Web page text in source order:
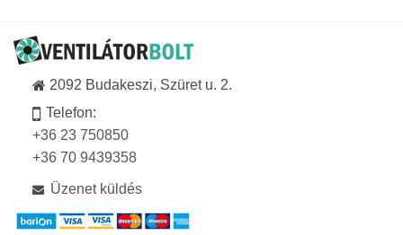
2092 Budakeszi, Szüret u. 2.
Telefon:
+36 23 750850
+36 70 9439358
Üzenet küldés